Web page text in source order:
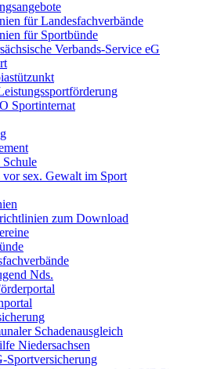
für Landesfachverbände
für Sportbünde
Verbands-Service eG
Sportinternat
vor sex. Gewalt im Sport
zum Download
Nds.
Schadenausgleich
Niedersachsen
Sportversicherung